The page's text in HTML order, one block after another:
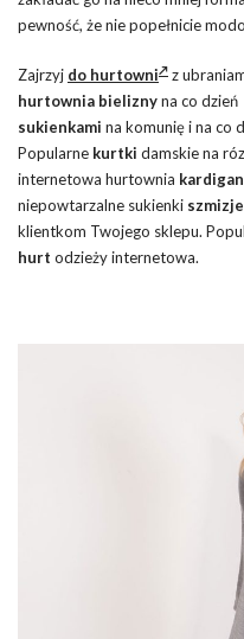
pewność, że nie popełnicie
Zajrzyj do hurtowni z
hurtownia bieliznyna co dzień
sukienkami na komunię i na co
Popularne kurtki damskie na
internetowa hurtownia
niepowtarzalne sukienki
klientkom Twojego sklepu.
hurt odzieży internetowa.